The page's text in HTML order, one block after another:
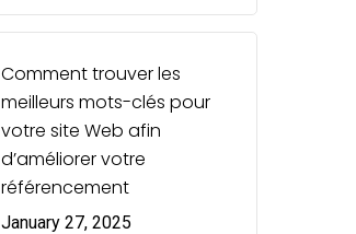
Comment trouver les
meilleurs mots-clés pour
votre site Web afin
d’améliorer votre
référencement
January 27, 2025